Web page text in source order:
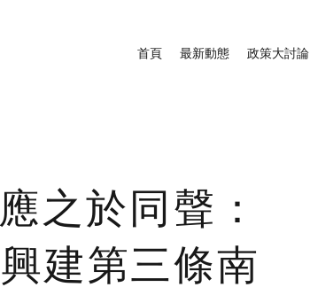
首頁 最新動態 政策大討論
之於同聲：
建第三條南